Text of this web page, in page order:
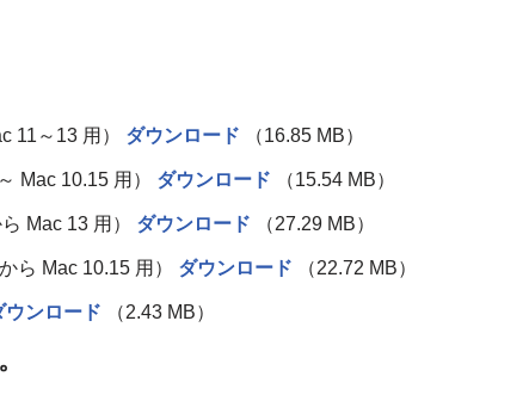
11～13 用） ダウンロード （16.85 MB）
Mac 10.15 用） ダウンロード （15.54 MB）
Mac 13 用） ダウンロード （27.29 MB）
ら Mac 10.15 用） ダウンロード （22.72 MB）
ウンロード （2.43 MB）